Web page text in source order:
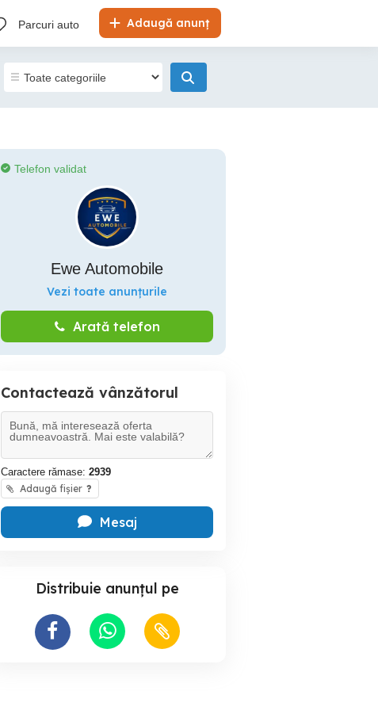
Adaugă anunț
Parcuri auto
Telefon validat
Ewe Automobile
Vezi toate anunțurile
Arată telefon
Contactează vânzătorul
Caractere rămase: 2939
Adaugă fișier ?
Mesaj
Distribuie anunțul pe